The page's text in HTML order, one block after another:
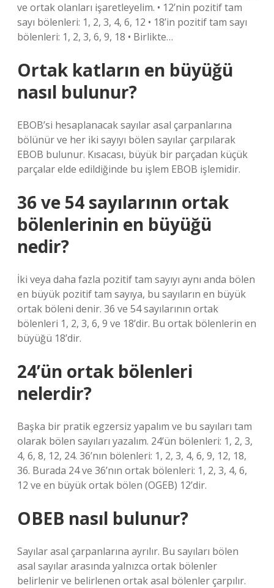
ve ortak olanları işaretleyelim. • 12’nin pozitif tam
sayı bölenleri: 1, 2, 3, 4, 6, 12 • 18’in pozitif tam sayı
bölenleri: 1, 2, 3, 6, 9, 18 • Birlikte…
Ortak katların en büyüğü
nasıl bulunur?
EBOB’si hesaplanacak sayılar asal çarpanlarına
bölünür ve her iki sayıyı bölen sayılar çarpılarak
EBOB bulunur. Kısacası, büyük bir parçadan küçük
parçalar elde edildiğinde bu işlem EBOB işlemidir.
36 ve 54 sayılarının ortak
bölenlerinin en büyüğü
nedir?
İki veya daha fazla pozitif tam sayıyı aynı anda bölen
en büyük pozitif tam sayıya, bu sayıların en büyük
ortak böleni denir. 36 ve 54 sayılarının ortak
bölenleri 1, 2, 3, 6, 9 ve 18’dir. Bu ortak bölenlerin en
büyüğü 18’dir.
24’ün ortak bölenleri
nelerdir?
Başka bir pratik egzersiz yapalım ve bu sayıları tam
olarak bölen sayıları yazalım. 24’ün bölenleri: 1, 2, 3,
4, 6, 8, 12, 24. 36’nın bölenleri: 1, 2, 3, 4, 6, 9, 12, 18,
36. Burada 24 ve 36’nın ortak bölenleri: 1, 2, 3, 4, 6,
12 ve en büyük ortak bölen (OGEB) 12’dir.
OBEB nasıl bulunur?
Sayılar asal çarpanlarına ayrılır. Bu sayıları bölen
asal sayılar arasında yalnızca ortak bölenler
belirlenir ve belirlenen ortak asal bölenler çarpılır.